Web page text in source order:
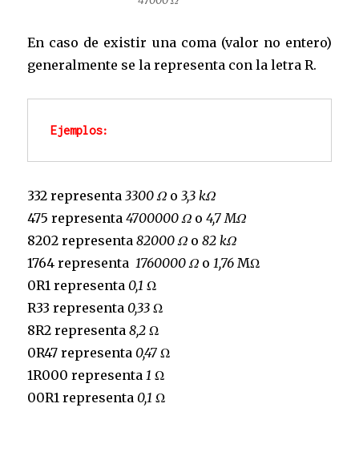
En caso de existir una coma (valor no entero)
generalmente se la representa con la letra R.
Ejemplos:
332 representa3300 Ω o3,3 kΩ
475 representa4700000 Ω o4,7 MΩ
8202 representa82000 Ω o82 kΩ
1764 representa1760000 Ω o1,76 MΩ
0R1 representa0,1 Ω
R33 representa0,33 Ω
8R2 representa8,2 Ω
0R47 representa0,47 Ω
1R000 representa1 Ω
00R1 representa0,1 Ω